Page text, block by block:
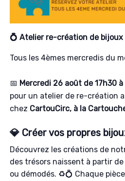
💍 Atelier re-création de bijoux
Tous les 4èmes mercredis du
📅 Mercredi 26 août de 17h30
pour un atelier de re-création
chez CartouCirc, à la
💎 Créer vos propres
Découvrez les créations de
des trésors naissent à partir
ou démodés. ♻️💍 Chaque